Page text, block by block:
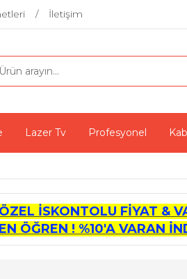
İletişim
Lazer Tv Profesyonel
İSKONTOLU FİYAT &
ÖĞREN ! %10'A VARAN